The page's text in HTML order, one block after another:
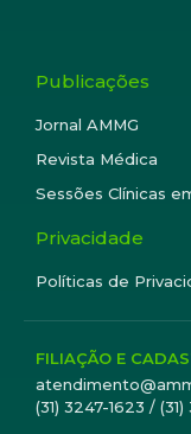
Publicações
Jornal AMMG
Revista Médica
Sessões Clínicas
Privacidade
Políticas de
FILIAÇÃO E
(31) 3247-1623 /